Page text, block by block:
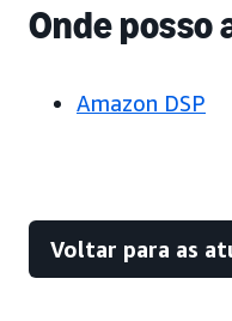
Onde posso
Amazon DSP
Voltar para as